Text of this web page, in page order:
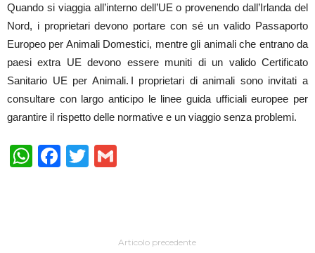
Quando si viaggia all’interno dell’UE o provenendo dall’Irlanda del
Nord, i proprietari devono portare con sé un valido Passaporto
Europeo per Animali Domestici, mentre gli animali che entrano da
paesi extra UE devono essere muniti di un valido Certificato
Sanitario UE per Animali. I proprietari di animali sono invitati a
consultare con largo anticipo le linee guida ufficiali europee per
garantire il rispetto delle normative e un viaggio senza problemi.
WhatsApp
Facebook
Twitter
Articolo precedente